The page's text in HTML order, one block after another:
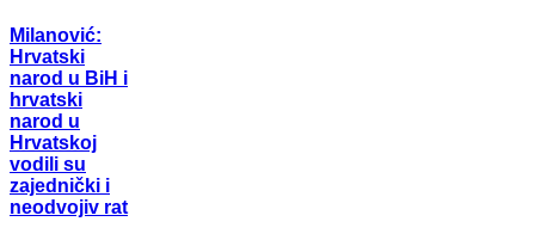
Milanović:
Hrvatski
narod u BiH i
hrvatski
narod u
Hrvatskoj
vodili su
zajednički i
neodvojiv rat